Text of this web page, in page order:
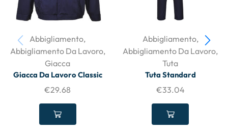
Abbigliamento,
Abbigliamento Da Lavoro,
Giacca
Giacca Da Lavoro Classic
€29.68
Abbigliamento,
Abbigliamento Da Lavoro,
Tuta
Tuta Standard
€33.04